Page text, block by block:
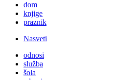
dom
knjige
praznik
Nasveti
odnosi
služba
šola